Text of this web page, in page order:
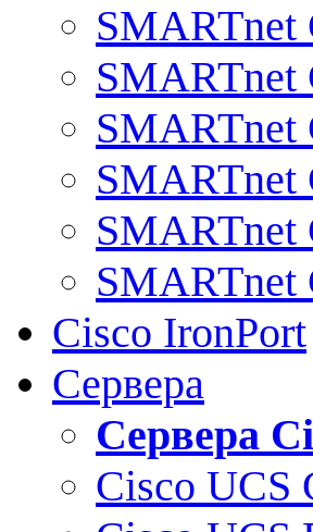
SMARTnet
SMARTnet
SMARTnet
SMARTnet
SMARTnet
SMARTnet
Cisco IronPort
Сервера
Сервера
Cisco UCS